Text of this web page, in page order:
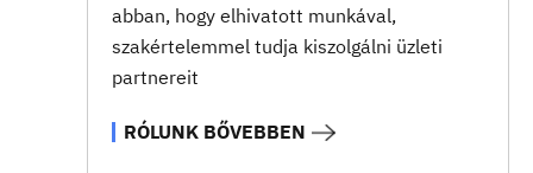
abban, hogy elhivatott munkával,
szakértelemmel tudja kiszolgálni üzleti
partnereit
RÓLUNK BŐVEBBEN